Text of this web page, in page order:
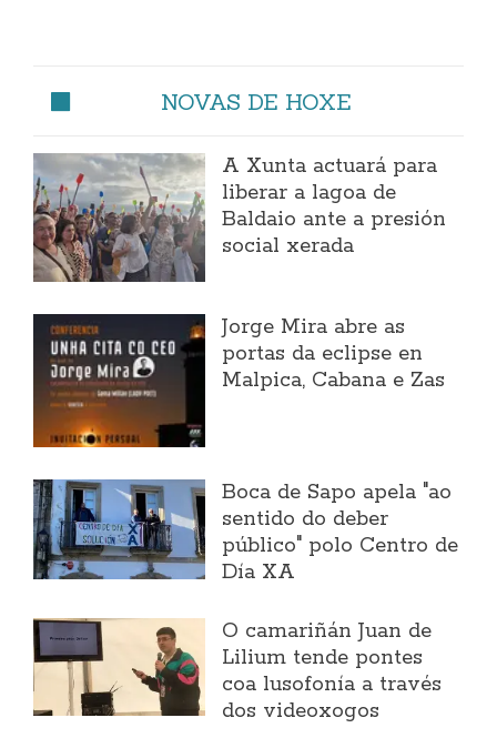
NOVAS DE HOXE
A Xunta actuará para
liberar a lagoa de
Baldaio ante a presión
social xerada
Jorge Mira abre as
portas da eclipse en
Malpica, Cabana e Zas
Boca de Sapo apela "ao
sentido do deber
público" polo Centro de
Día XA
O camariñán Juan de
Lilium tende pontes
coa lusofonía a través
dos videoxogos